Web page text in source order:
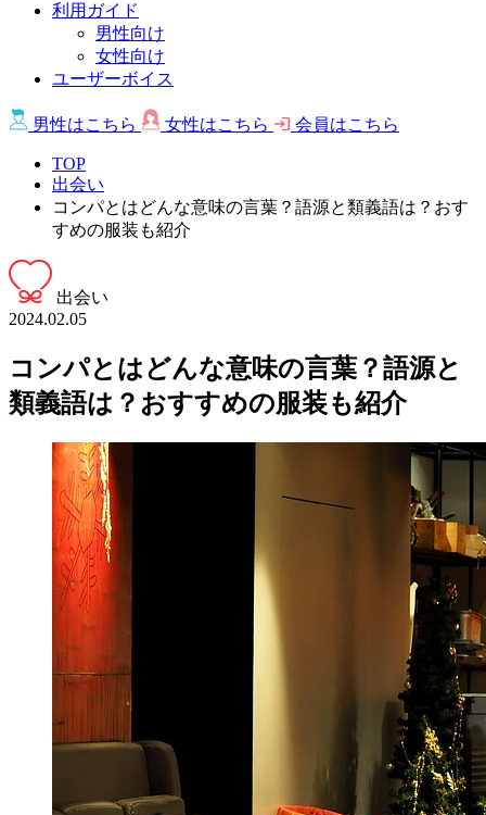
利用ガイド
男性向け
女性向け
ユーザーボイス
男性はこちら 女性はこちら 会員はこちら
TOP
出会い
コンパとはどんな意味の言葉？語源と類義語は？おす
すめの服装も紹介
出会い
2024.02.05
コンパとはどんな意味の言葉？語源と
類義語は？おすすめの服装も紹介